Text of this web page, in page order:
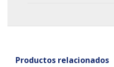
Productos relacionados